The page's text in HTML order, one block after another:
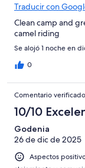
Traducir con
Clean camp and
camel riding
Se alojó 1 noche en
0
Comentario verificado
10/10
Godenia
26 de dic de 2025
Aspectos